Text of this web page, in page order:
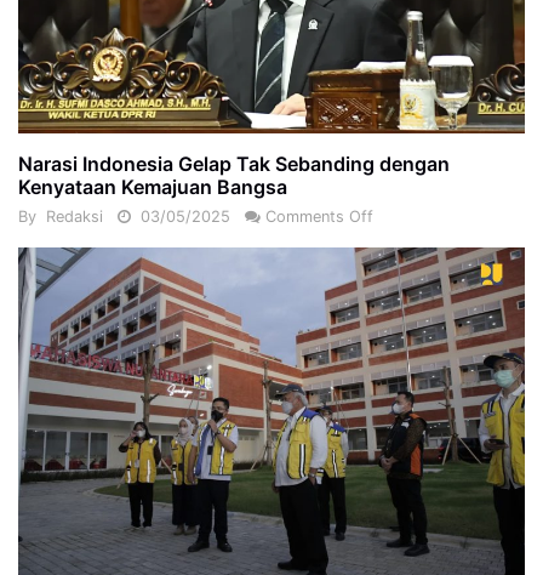
Narasi Indonesia Gelap Tak Sebanding dengan
Kenyataan Kemajuan Bangsa
By Redaksi 03/05/2025 Comments Off